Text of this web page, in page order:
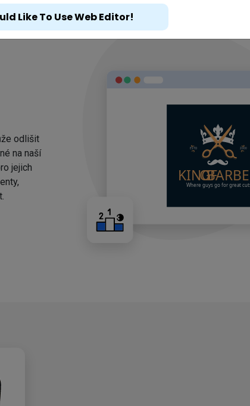
odlišit
na naší
jejich
Like To Use Web Editor!